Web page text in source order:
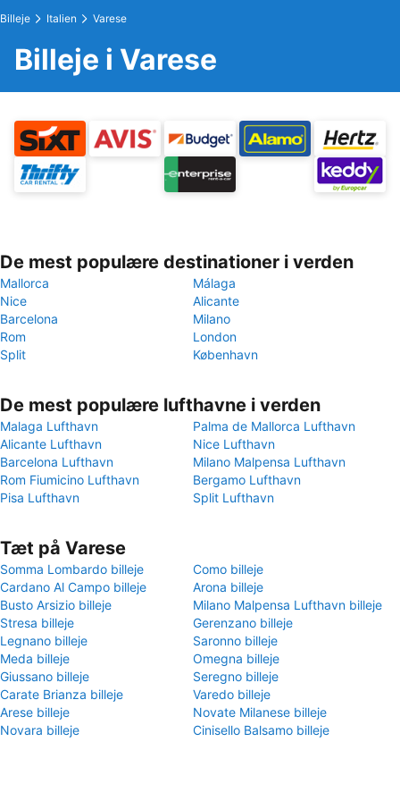
Billeje Italien Varese
Billeje i Varese
De mest populære destinationer i verden
Mallorca
Málaga
Nice
Alicante
Barcelona
Milano
Rom
London
Split
København
De mest populære lufthavne i verden
Malaga Lufthavn
Palma de Mallorca Lufthavn
Alicante Lufthavn
Nice Lufthavn
Barcelona Lufthavn
Milano Malpensa Lufthavn
Rom Fiumicino Lufthavn
Bergamo Lufthavn
Pisa Lufthavn
Split Lufthavn
Tæt på Varese
Somma Lombardo billeje
Como billeje
Cardano Al Campo billeje
Arona billeje
Busto Arsizio billeje
Milano Malpensa Lufthavn billeje
Stresa billeje
Gerenzano billeje
Legnano billeje
Saronno billeje
Meda billeje
Omegna billeje
Giussano billeje
Seregno billeje
Carate Brianza billeje
Varedo billeje
Arese billeje
Novate Milanese billeje
Novara billeje
Cinisello Balsamo billeje